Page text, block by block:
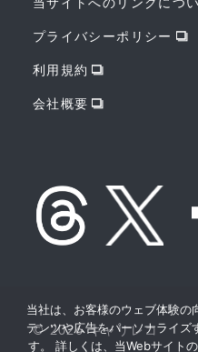
当サイトへのリンクにつ
プライバシーポリシー
利用規約
会社概要
© 2026 キャリレコ
当社は、お客様のウェブ体験の
テンツや広告をパーソナライズ
す。 詳しくは、当Webサイト